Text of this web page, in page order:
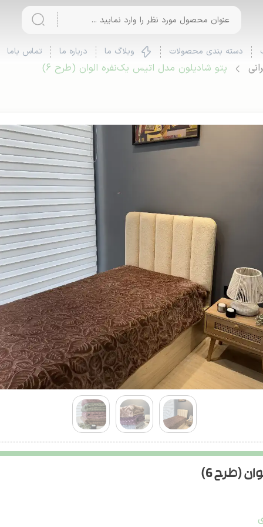
دسته بندی محصولات وبلاگ ما درباره ما تماس باما
پتو شادیلون مدل اتیس یک‌نفره الوان (طرح 6)
(طرح 6)